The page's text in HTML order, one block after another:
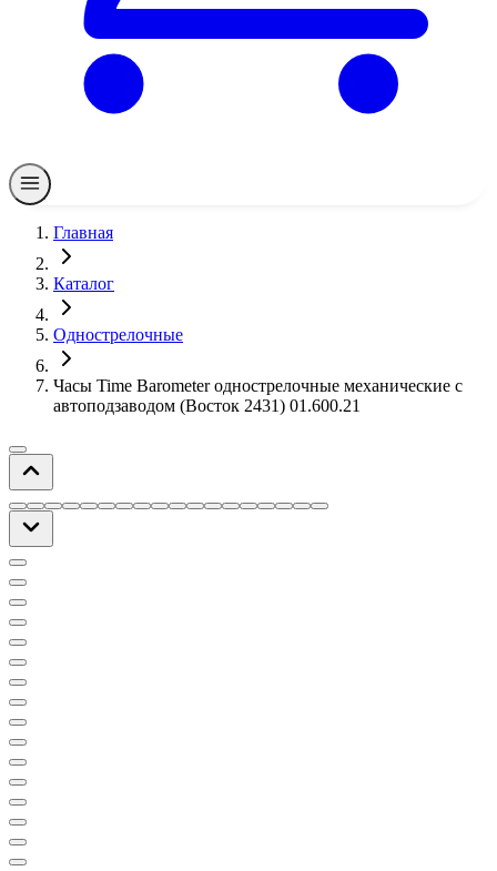
Главная
Каталог
Однострелочные
Часы Time Barometer однострелочные механические с
автоподзаводом (Восток 2431) 01.600.21